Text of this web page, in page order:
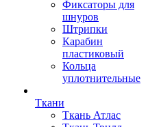
Фиксаторы для
шнуров
Штрипки
Карабин
пластиковый
Кольца
уплотнительные
Ткани
Ткань Атлас